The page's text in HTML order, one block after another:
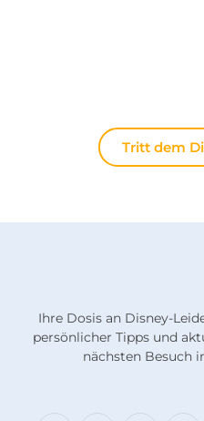
Tritt dem
Ihre Dosis an Disney-
persönlicher Tipps und
nächsten Besuch